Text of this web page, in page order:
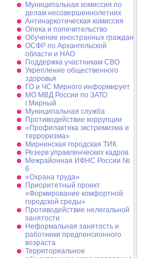
Муниципальная комиссия по
делам несовершеннолетних
Антинаркотическая комиссия
Опека и попечительство
Обучение иностранных граждан
ОСФР по Архангельской
области и НАО
Поддержка участникам СВО
Укрепление общественного
здоровья
ГО и ЧС Мирного информирует
МО МВД России по ЗАТО
г.Мирный
Муниципальная cлужба
Противодействие коррупции
«Профилактика экстремизма и
терроризма»
Мирнинская городская ТИК
Резерв управленческих кадров
Межрайонная ИФНС России №
6
«Охрана труда»
Приоритетный проект
«Формирование комфортной
городской среды»
Противодействие нелегальной
занятости
Неформальная занятость и
работники предпенсионного
возраста
Территориальное